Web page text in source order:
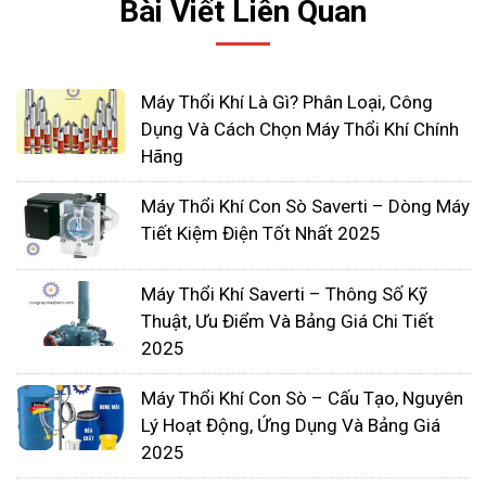
dụng để sử dụng chân không, ứng dụng công
Ứng dụng khoa học công nghệ tối tân vào
cũng như trong hoạt động kinh doanh, sinh
hoạt hằng ngày không còn là điều gì xa lạ
trong cuộc sống của chúng ta. Điển hình là
Bài Viết Liên Quan
Máy Thổi Khí Là Gì? Phân Loại, Công
Dụng Và Cách Chọn Máy Thổi Khí Chính
Hãng
Máy Thổi Khí Con Sò Saverti – Dòng Máy
Tiết Kiệm Điện Tốt Nhất 2025
Máy Thổi Khí Saverti – Thông Số Kỹ
Thuật, Ưu Điểm Và Bảng Giá Chi Tiết
2025
Máy Thổi Khí Con Sò – Cấu Tạo, Nguyên
Lý Hoạt Động, Ứng Dụng Và Bảng Giá
2025